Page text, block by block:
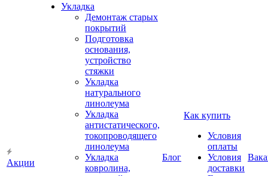
Акции
Укладка
Демонтаж старых
покрытий
Подготовка
основания,
устройство
стяжки
Укладка
натурального
линолеума
Укладка
антистатического,
токопроводящего
линолеума
Укладка
ковролина,
Блог
Как купить
Условия
оплаты
Условия
доставки